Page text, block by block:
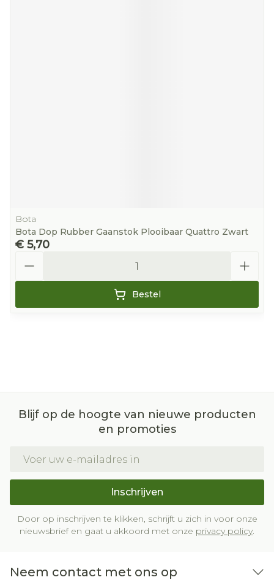
Bota
Bota Dop Rubber Gaanstok Plooibaar Quattro Zwart
€ 5,70
Bestel
Blijf op de hoogte van nieuwe producten
en promoties
Inschrijven
Door op inschrijven te klikken, schrijft u zich in voor onze
nieuwsbrief en gaat u akkoord met onze privacy policy.
Neem contact met ons op